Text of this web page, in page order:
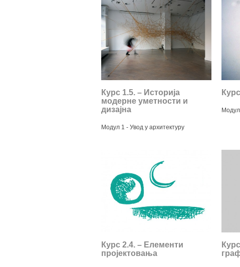
Курс 1.5. – Историја
модерне уметности и
дизајна
Модул 1 - Увод у архитектуру
Курс 2.4. – Елементи
пројектовања